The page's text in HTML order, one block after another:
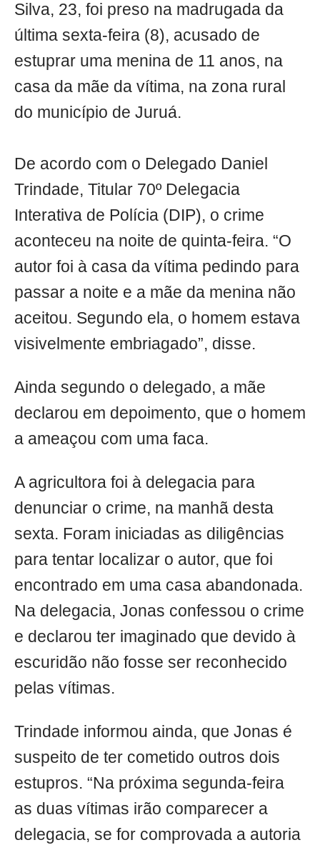
Silva, 23, foi preso na madrugada da
última sexta-feira (8), acusado de
estuprar uma menina de 11 anos, na
casa da mãe da vítima, na zona rural
do município de Juruá.
De acordo com o Delegado Daniel
Trindade, Titular 70º Delegacia
Interativa de Polícia (DIP), o crime
aconteceu na noite de quinta-feira. “O
autor foi à casa da vítima pedindo para
passar a noite e a mãe da menina não
aceitou. Segundo ela, o homem estava
visivelmente embriagado”, disse.
Ainda segundo o delegado, a mãe
declarou em depoimento, que o homem
a ameaçou com uma faca.
A agricultora foi à delegacia para
denunciar o crime, na manhã desta
sexta. Foram iniciadas as diligências
para tentar localizar o autor, que foi
encontrado em uma casa abandonada.
Na delegacia, Jonas confessou o crime
e declarou ter imaginado que devido à
escuridão não fosse ser reconhecido
pelas vítimas.
Trindade informou ainda, que Jonas é
suspeito de ter cometido outros dois
estupros. “Na próxima segunda-feira
as duas vítimas irão comparecer a
delegacia, se for comprovada a autoria